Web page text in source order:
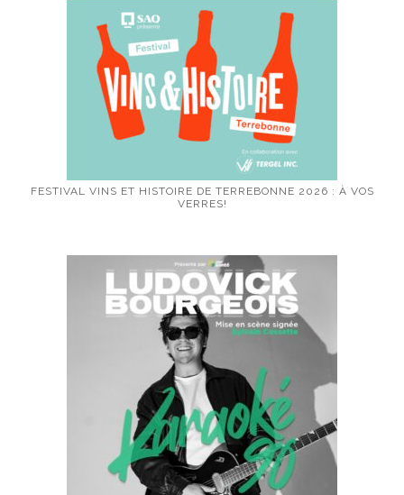
FESTIVAL VINS ET HISTOIRE DE TERREBONNE 2026 : À VOS
VERRES!